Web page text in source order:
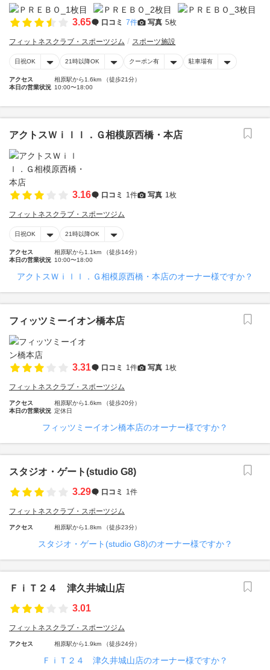
3.65 口コミ 7件 写真 5枚
フィットネスクラブ・スポーツジム スポーツ施設
日祝OK 21時以降OK クーポン有 駐車場有
アクセス
相原駅から1.6km （徒歩21分）
本日の営業状況 10:00〜18:00
アクトスＷｉｌｌ．Ｇ相模原西橋・本店
3.16 口コミ 1件 写真 1枚
フィットネスクラブ・スポーツジム
日祝OK 21時以降OK
アクセス
相原駅から1.1km （徒歩14分）
本日の営業状況 10:00〜18:00
アクトスＷｉｌｌ．Ｇ相模原西橋・本店のオーナー様ですか？
フィッツミーイオン橋本店
3.31 口コミ 1件 写真 1枚
フィットネスクラブ・スポーツジム
アクセス
相原駅から1.6km （徒歩20分）
本日の営業状況 定休日
フィッツミーイオン橋本店のオーナー様ですか？
スタジオ・ゲート(studio G8)
3.29
口コミ 1件
フィットネスクラブ・スポーツジム
アクセス 相原駅から1.8km （徒歩23分）
スタジオ・ゲート(studio G8)のオーナー様ですか？
ＦｉＴ２４ 津久井城山店
3.01
フィットネスクラブ・スポーツジム
アクセス 相原駅から1.9km （徒歩24分）
ＦｉＴ２４ 津久井城山店のオーナー様ですか？